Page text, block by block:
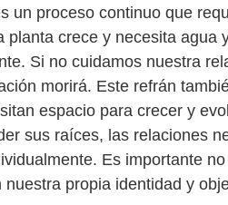
un proceso continuo que
crece y necesita agua
Si no cuidamos nuestra
morirá. Este refrán
espacio para crecer y
sus raíces, las relaciones
Es importante
propia identidad y